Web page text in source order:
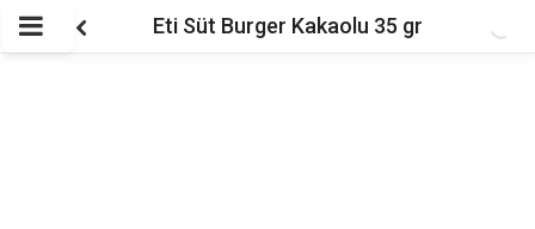
Eti Süt Burger Kakaolu 35 gr